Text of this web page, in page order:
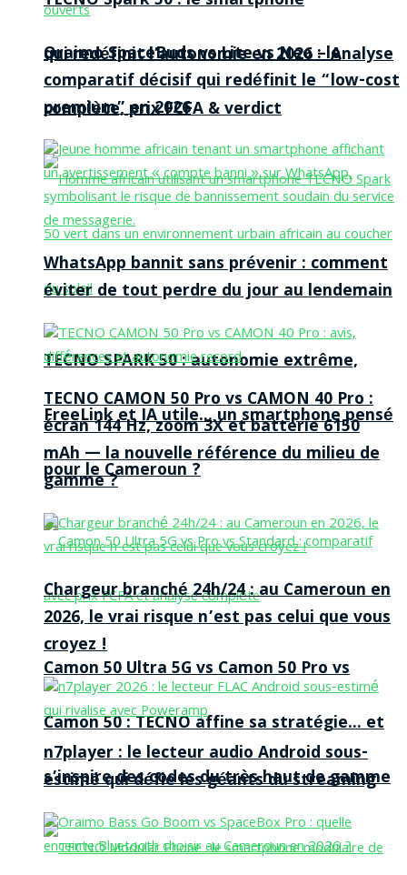
qui redéfinit l’autonomie en 2026 – Analyse
complète, prix FCFA & verdict
TECNO SPARK 50 : autonomie extrême,
FreeLink et IA utile… un smartphone pensé
pour le Cameroun ?
Camon 50 Ultra 5G vs Camon 50 Pro vs
Camon 50 : TECNO affine sa stratégie… et
s’inspire des codes du très haut de gamme
Oraimo SpaceBuds vs Lite vs Neo : le
comparatif décisif qui redéfinit le “low-cost
premium” en 2026
WhatsApp bannit sans prévenir : comment
éviter de tout perdre du jour au lendemain
TECNO CAMON 50 Pro vs CAMON 40 Pro :
écran 144 Hz, zoom 3X et batterie 6150
mAh — la nouvelle référence du milieu de
gamme ?
Chargeur branché 24h/24 : au Cameroun en
2026, le vrai risque n’est pas celui que vous
croyez !
n7player : le lecteur audio Android sous-
estimé qui défie les géants du streaming